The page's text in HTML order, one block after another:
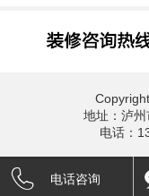
地址：泸
电话：
电话咨询